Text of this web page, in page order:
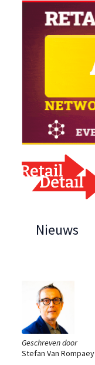
Nieuws
Geschreven door
Stefan Van Rompaey